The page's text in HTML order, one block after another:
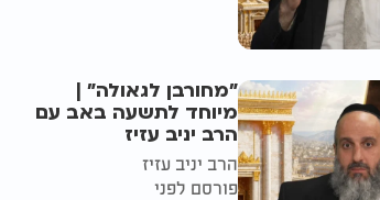
"מחורבן לגאולה" |
מיוחד לתשעה באב עם
הרב יניב עזיז
הרב יניב עזיז
פורסם לפני